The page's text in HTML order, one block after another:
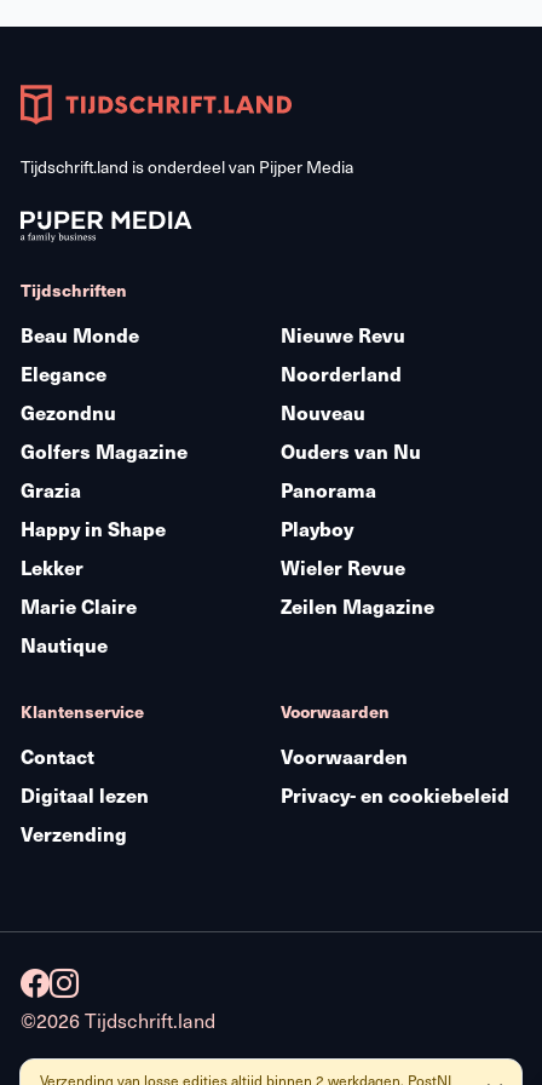
Tijdschrift.land is onderdeel van Pijper Media
Tijdschriften
Beau Monde
Elegance
Gezondnu
Golfers Magazine
Grazia
Happy in Shape
Lekker
Marie Claire
Nautique
Nieuwe Revu
Noorderland
Nouveau
Ouders van Nu
Panorama
Playboy
Wieler Revue
Zeilen Magazine
Klantenservice
Contact
Digitaal lezen
Verzending
Voorwaarden
Voorwaarden
Privacy- en cookiebeleid
©2026 Tijdschrift.land
Verzending van losse edities altijd binnen 2 werkdagen. PostNL